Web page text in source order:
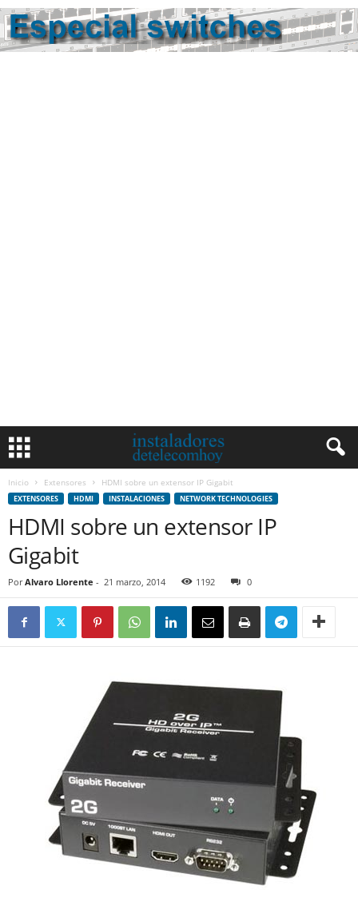
Inicio Extensores HDMI sobre un extensor IP Gigabit
EXTENSORES HDMI INSTALACIONES NETWORK TECHNOLOGIES
HDMI sobre un extensor IP
Gigabit
Por Alvaro Llorente - 21 marzo, 2014 1192 0